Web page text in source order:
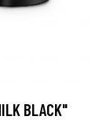
BLACK"